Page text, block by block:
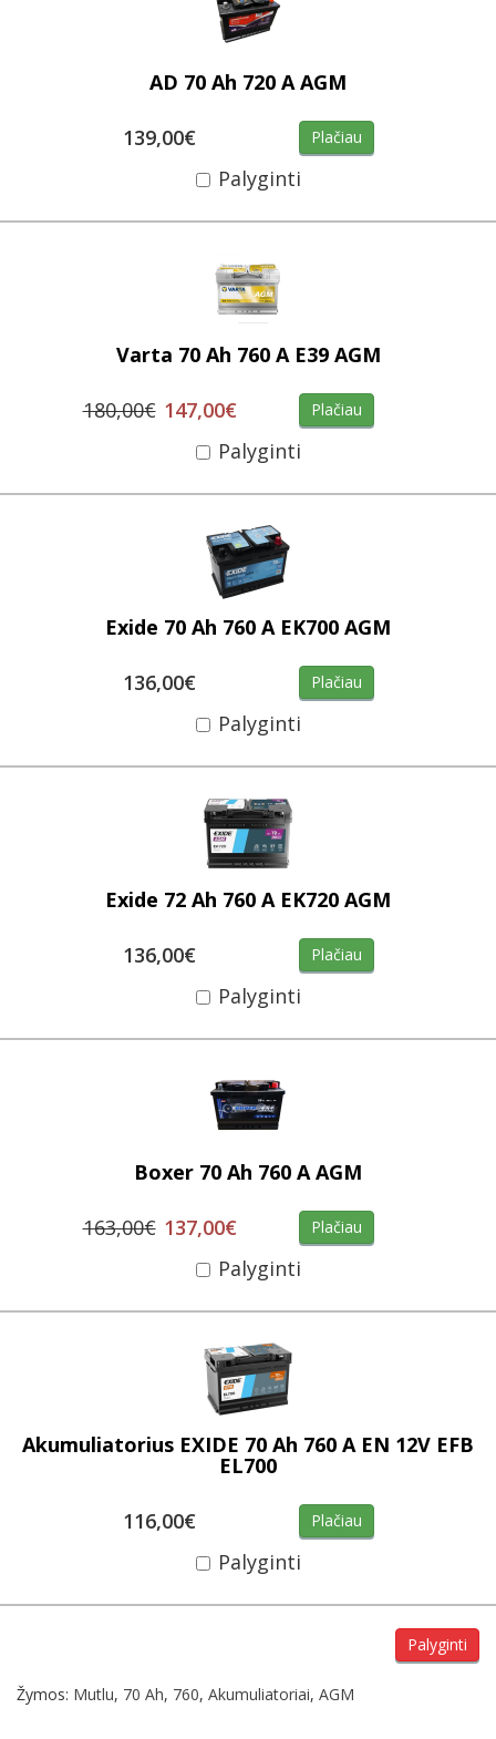
AD 70 Ah 720 A AGM
139,00€ Plačiau
Palyginti
Varta 70 Ah 760 A E39 AGM
180,00€ 147,00€ Plačiau
Palyginti
Exide 70 Ah 760 A EK700 AGM
136,00€ Plačiau
Palyginti
Exide 72 Ah 760 A EK720 AGM
136,00€ Plačiau
Palyginti
Boxer 70 Ah 760 A AGM
163,00€ 137,00€ Plačiau
Palyginti
Akumuliatorius EXIDE 70 Ah 760 A EN 12V EFB
EL700
116,00€ Plačiau
Palyginti
Palyginti
Žymos: Mutlu, 70 Ah, 760, Akumuliatoriai, AGM